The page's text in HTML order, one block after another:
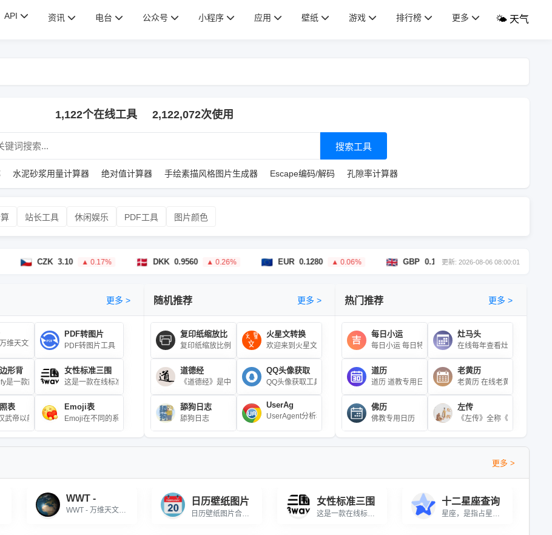
API 资讯 电台 公众号 小程序 应用 壁纸 游戏 排行榜 更多 🌤️ 天气
1,122个在线工具 2,122,072次使用
搜索工具
水泥砂浆用量计算器 绝对值计算器 手绘素描风格图片生成器 Escape编码/解码 孔隙率计算器
站长工具 休闲娱乐 PDF工具 图片颜色
3.10 ▲ 0.17% 0.9560 ▲ 0.26% EUR 0.1280 ▲ 0.06% GBP 0.1100 ▼ 0.14% HKD 1.16
更新: 2026-08-06 08:00:01
更多 >
可视化访问和天文数据搜索，基于互联网应用在线访问，用户可以随意放大感兴趣的任何天体。可以查看从50多个空间探测任务和地基观测装置收集的覆盖整个电
维天文望远镜
PDF转图片
PDF转图片工具
: 长度 = 截面积 / 截面周长 (实际为体积/截面积，根据需求调整)\r\n注: 本工具基于“已知截面积求长度”场景，即材料横截面积固定时，要得到目标截面积所需长度\r\n实
图片URL，生成包含日历的壁纸，支持下
形背
是一款能够生成多彩的三角形网格背景的javascript库，该js插件可以生成非常好看的SVG背景图像，你可以将生成的背景图像下载保存为SVG文件。
女性标准三围
这是一款在线标准三围自测工具，用户只需输入身高值（厘米cm）点击测试即可得出对应的标准三围值。根据中国成年人标准身材维度计算方法进行
恒星组合。自从古代以来，人类便把三五成群的恒星与他们神话中的人物或器具联系起来，称之为“星座”。星座几乎是所有文明中确定天空方位的手段，在航海领
十二地支相配以人出生年份的十二种动物，包括鼠，牛，虎，兔，龙，蛇，马，羊，猴，鸡，狗，猪。\r\n\r\n十二生肖与十二地支相配用于记年，是十二地支的形象
表
武帝以前用天干地支纪年；从汉武帝到清末，用皇帝年号加天干地支纪年；民国初期用民国诞生时间来纪年兼或使用公元纪年，民国以后广泛采用公元纪年。
Emoji表
Emoji在不同的系统或软件上的样式可能不尽相同，请以当前显示为准。Emoji,Emoji表情,Emoji符号,Emoji头像,Emoji表情包,Emoji表情大全,Emoji图片
随机推荐 更多 >
复印纸缩放比
复印纸缩放比例计算器 在线计算不同尺寸复印纸之间缩放计算
火星文转换
欢迎来到火星文转换页面！在这里，您可以轻松将普通文本转换为风格独特的火星文，
道德经
《道德经》是中国古代哲学经典，春秋时期老子李耳所著，道家思想核心著作。全书分81章，含《道经》37章与
QQ头像获取
QQ头像获取工具 输入QQ号码即可获取QQ头像
舔狗日志
舔狗日志
UserAg
UserAgent分析和查询工具能通过UA分析出浏览器名称、浏览器版本号、浏览器渲染
热门推荐 更多 >
每日小运
每日小运 每日特吉生肖，次吉生肖，特衰生肖以及
灶马头
在线每年查看灶马头的工具
道历
道历 道教专用日历
老黄历
老黄历 在线老黄历查询
佛历
佛教专用日历
左传
《左传》全称《左氏春秋》
更多 >
WWT -
WWT - 万维天文望远镜
日历壁纸图片
日历壁纸图片合成器,上传图片或输入图片URL，生成包含日历的壁纸，支持下
女性标准三围
这是一款在线标准三围自测工具，用户只需输入身高值（厘米cm）点击测试即可得出对应的标准三围值。根据中国成年人标准身材维度计算方法进行测算，亚洲女性标准三围(胸、腰、臀)分别是84、62和86厘米。（本测试仅供参考！）感兴趣的朋友可以来测试一下。
十二星座查询
星座，是指占星学中必不可少的组成部分之一，亦指天上一群群的恒星组合。自从古代以来，人类便把三五成群的恒星与他们神话中的人物或器具联系起来，称之为“星座”。星座几乎是所有文明中确定天空方位的手段，在航海领域应用颇广。对星座的划分完全是人为的，不同的文明对于其划分和命名都不尽相同。星座一直没有统一规定的精确边界，直到1930年，国际天文学联合会为了统一繁杂的星座划分，用精确的边界把天空分为88个正式的星座，使天空每一颗恒星都属于某一特定星座。这些正式的星座大多都以中世纪传下来的古希腊神话为基础。与此相对地，有一些广泛流传但是没有被认可为正式星座的星星的组合叫做星群。